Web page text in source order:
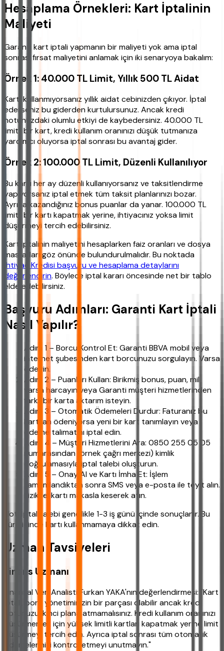
Hesaplama Örnekleri: Kart İptalinin
Maliyeti
Garanti kart iptali yapmanın bir maliyeti yok ama iptal
sonrası fırsat maliyetini anlamak için iki senaryoya bakalım:
Örnek 1: 40.000 TL Limit, Yıllık 500 TL Aidat
Kartı kullanmıyorsanız yıllık aidat cebinizden çıkıyor. İptal
ederseniz bu giderden kurtulursunuz. Ancak kredi
notunuzdaki olumlu etkiyi de kaybedersiniz. 40.000 TL
limitli bir kart, kredi kullanım oranınızı düşük tutmanıza
yardımcı oluyorsa iptal sonrası bu avantaj gider.
Örnek 2: 100.000 TL Limit, Düzenli Kullanılıyor
Bu kartı her ay düzenli kullanıyorsanız ve taksitlendirme
yapıyorsanız iptal etmek tüm taksit planlarınızı bozar.
Ayrıca kazandığınız bonus puanlar da yanar. 100.000 TL
limitli bir kartı kapatmak yerine, ihtiyacınız yoksa limit
düşürmeyi tercih edebilirsiniz.
Kart iptalinin maliyetini hesaplarken faiz oranları ve dosya
masrafları göz önünde bulundurulmalıdır. Bu noktada
İhtiyaç Kredisi başvuru ve hesaplama detaylarını
değerlendirin. Böylece iptal kararı öncesinde net bir tablo
elde edebilirsiniz.
Başvuru Adımları: Garanti Kart İptali
Nasıl Yapılır?
Adım 1 – Borcu Kontrol Et: Garanti BBVA mobil veya
internet şubesinden kart borcunuzu sorgulayın. Varsa
ödeyin.
Adım 2 – Puanları Kullan: Birikmiş bonus, puan, mil
varsa harcayın veya Garanti müşteri hizmetlerinden
farklı bir karta aktarım isteyin.
Adım 3 – Otomatik Ödemeleri Durdur: Faturanız bu
karttan ödeniyorsa yeni bir kart tanımlayın veya
ödeme talimatını iptal edin.
Adım 4 – Müşteri Hizmetlerini Ara: 0850 255 05 05
numarasından (örnek çağrı merkezi) kimlik
doğrulamasıyla iptal talebi oluşturun.
Adım 5 – Onay Al ve Kartı İmha Et: İşlem
tamamlandıktan sonra SMS veya e-posta ile teyit alın.
Fiziksel kartı makasla keserek atın.
Not: İptal talebi genellikle 1-3 iş günü içinde sonuçlanır. Bu
süre içinde kartı kullanmamaya dikkat edin.
Uzman Tavsiyeleri
Finans Uzmanı
Finansal Veri Analisti Furkan YAKA'nın değerlendirmesi: "Kart
iptali, borç yönetiminizin bir parçası olabilir ancak kredi
notunuzu ikinci plana atmamalısınız. Kredi kullanım oranınızı
düşürmemek için yüksek limitli kartları kapatmak yerine limit
düşürmeyi tercih edin. Ayrıca iptal sonrası tüm otomatik
ödemelerinizi kontrol etmeyi unutmayın."